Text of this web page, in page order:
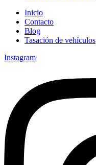
Inicio
Contacto
Blog
Tasación de vehículos
Instagram